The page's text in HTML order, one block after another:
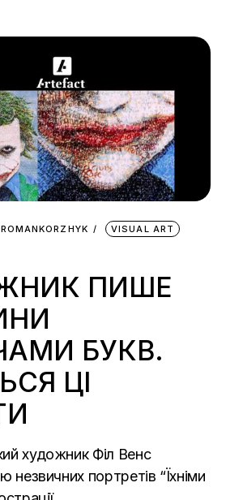
ROMANKORZHYK VISUAL ART
ПИШЕ
БУКВ.
ЦІ
художник Філ Венс
незвичних портретів “Їхніми